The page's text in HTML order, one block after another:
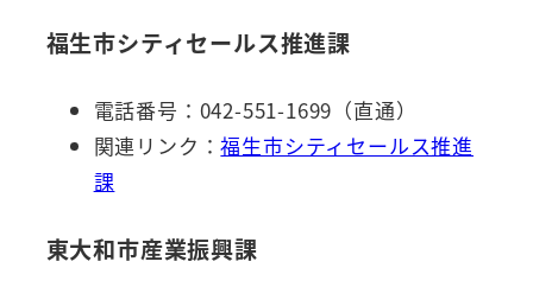
福生市シティセールス推進課
電話番号：042-551-1699（直通）
関連リンク：福生市シティセールス推進
課
東大和市産業振興課